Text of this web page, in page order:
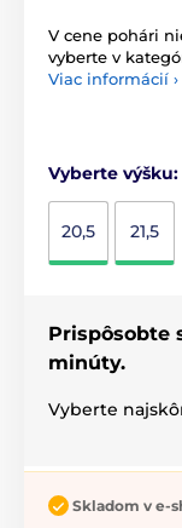
V cene pohári
vyberte v
Viac informácií ›
Vyberte výšku:
20,5 21,5
Prispôsobte
minúty.
Vyberte
Skladom v e-